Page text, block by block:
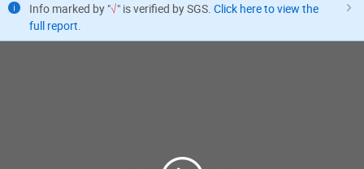
Info marked by "√" is verified by SGS. Click here to view the
full report.